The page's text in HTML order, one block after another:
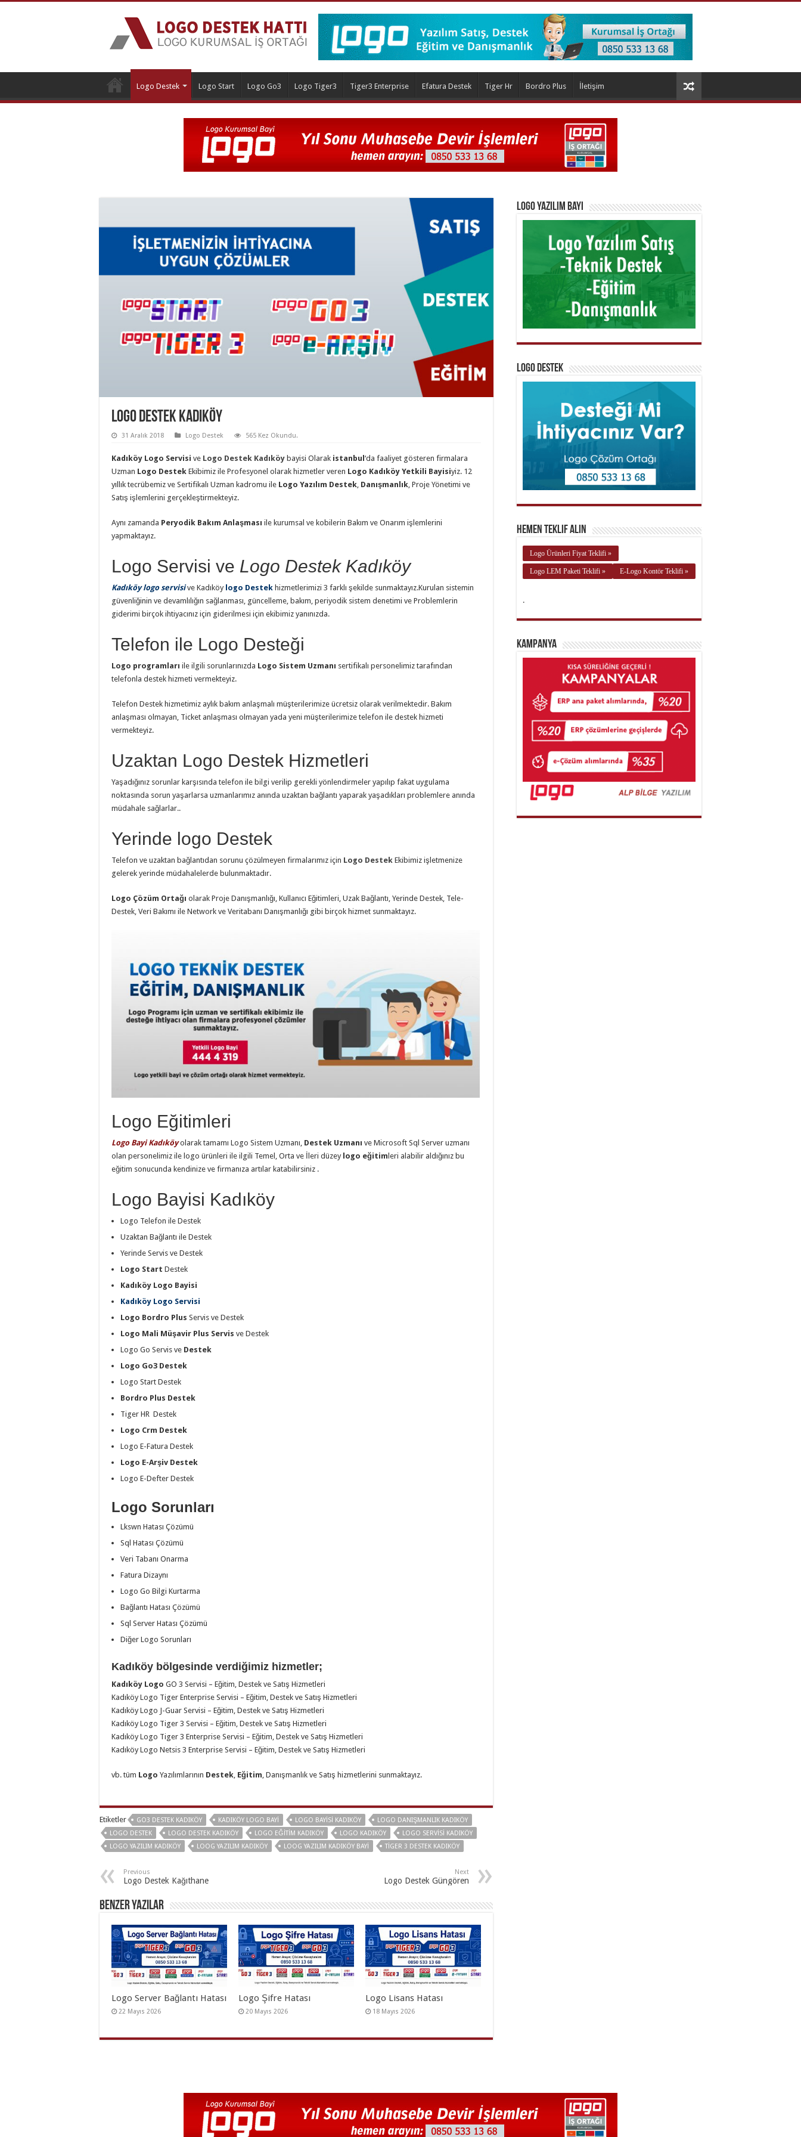
Logo Destek Logo Start Logo Go3 Logo Tiger3 Tiger3 Enterprise Efatura Destek Tiger Hr Bordro Plus İletişim
Logo Destek Kadıköy
31 Aralık 2018 Logo Destek 565 Kez Okundu.
Kadıköy Logo Servisi ve Logo Destek Kadıköy bayisi Olarak istanbul‘da faaliyet gösteren firmalara
Uzman Logo Destek Ekibimiz ile Profesyonel olarak hizmetler veren Logo Kadıköy Yetkili Bayisiyiz. 12
yıllık tecrübemiz ve Sertifikalı Uzman kadromu ile Logo Yazılım Destek Danışmanlık , Proje Yönetimi ve
Satış işlemlerini gerçekleştirmekteyiz.
Aynı zamanda Peryodik Bakım Anlaşması ile kurumsal ve kobilerin Bakım ve Onarım işlemlerini
yapmaktayız.
Logo Servisi ve Logo Destek Kadıköy
Kadıköy logo servisive Kadıköy logo Destek hizmetlerimizi 3 farklı şekilde sunmaktayız.Kurulan sistemin
güvenliğinin ve devamlılığın sağlanması, güncelleme, bakım, periyodik sistem denetimi ve Problemlerin
giderimi birçok ihtiyacınız için giderilmesi için ekibimiz yanınızda.
Telefon ile Logo Desteği
Logo programları ile ilgili sorunlarınızda Logo Sistem Uzmanı sertifikalı personelimiz tarafından
telefonla destek hizmeti vermekteyiz.
Telefon Destek hizmetimiz aylık bakım anlaşmalı müşterilerimize ücretsiz olarak verilmektedir. Bakım
anlaşması olmayan, Ticket anlaşması olmayan yada yeni müşterilerimize telefon ile destek hizmeti
vermekteyiz.
Uzaktan Logo Destek Hizmetleri
Yaşadığınız sorunlar karşısında telefon ile bilgi verilip gerekli yönlendirmeler yapılıp fakat uygulama
noktasında sorun yaşarlarsa uzmanlarımız anında uzaktan bağlantı yaparak yaşadıkları problemlere anında
müdahale sağlarlar..
Yerinde logo Destek
Telefon ve uzaktan bağlantıdan sorunu çözülmeyen firmalarımız için Logo Destek Ekibimiz işletmenize
gelerek yerinde müdahalelerde bulunmaktadır.
Logo Çözüm Ortağı olarak Proje Danışmanlığı, Kullanıcı Eğitimleri, Uzak Bağlantı, Yerinde Destek, Tele-
Destek, Veri Bakımı ile Network ve Veritabanı Danışmanlığı gibi birçok hizmet sunmaktayız.
Logo Eğitimleri
Logo Bayi Kadıköyolarak tamamı Logo Sistem Uzmanı, Destek Uzmanı ve Microsoft Sql Server uzmanı
olan personelimiz ile logo ürünleri ile ilgili Temel, Orta ve İleri düzey logo eğitim leri alabilir aldığınız bu
eğitim sonucunda kendinize ve firmanıza artılar katabilirsiniz .
Logo Bayisi Kadıköy
Logo Telefon ile Destek
Uzaktan Bağlantı ile Destek
Yerinde Servis ve Destek
Logo Start Destek
Kadıköy Logo Bayisi
Kadıköy Logo Servisi
Logo Bordro Plus Servis ve Destek
Logo Mali Müşavir Plus Servis ve Destek
Logo Go Servis ve Destek
Logo Go3 Destek
Logo Start Destek
Bordro Plus Destek
Tiger HR Destek
Logo Crm Destek
Logo E-Fatura Destek
Logo E-Arşiv Destek
Logo E-Defter Destek
Logo Sorunları
Lkswn Hatası Çözümü
Sql Hatası Çözümü
Veri Tabanı Onarma
Fatura Dizaynı
Logo Go Bilgi Kurtarma
Bağlantı Hatası Çözümü
Sql Server Hatası Çözümü
Diğer Logo Sorunları
Kadıköy bölgesinde verdiğimiz hizmetler;
Kadıköy Logo GO 3 Servisi – Eğitim, Destek ve Satış Hizmetleri
Kadıköy Logo Tiger Enterprise Servisi – Eğitim, Destek ve Satış Hizmetleri
Kadıköy Logo J-Guar Servisi – Eğitim, Destek ve Satış Hizmetleri
Kadıköy Logo Tiger 3 Servisi – Eğitim, Destek ve Satış Hizmetleri
Kadıköy Logo Tiger 3 Enterprise Servisi – Eğitim, Destek ve Satış Hizmetleri
Kadıköy Logo Netsis 3 Enterprise Servisi – Eğitim, Destek ve Satış Hizmetleri
vb. tüm Logo Yazılımlarının Destek, Eğitim, Danışmanlık ve Satış hizmetlerini sunmaktayız.
Etiketler GO3 DESTEK KADIKÖY KADIKÖY LOGO BAYI LOGO BAYISI KADIKÖY
LOGO DANIŞMANLIK KADIKÖY
LOGO DESTEK
LOGO DESTEK KADIKÖY LOGO EĞITIM KADIKÖY LOGO KADIKÖY
LOGO SERVISI KADIKÖY
LOGO YAZILIM KADIKÖY
LOOG YAZILIM KADIKÖY LOOG YAZILIM KADIKÖY BAYI TIGER 3 DESTEK KADIKÖY
Previous
Logo Destek Kağıthane
Next
Logo Destek Güngören
Benzer Yazılar
Logo Server Bağlantı Hatası
22 Mayıs 2026
Logo Şifre Hatası
20 Mayıs 2026
Logo Lisans Hatası
18 Mayıs 2026
Logo Yazılım Bayi
Logo Destek
Hemen Teklif Alın
Logo Ürünleri Fiyat Teklifi »
Logo LEM Paketi Teklifi » E-Logo Kontör Teklifi »
.
Kampanya